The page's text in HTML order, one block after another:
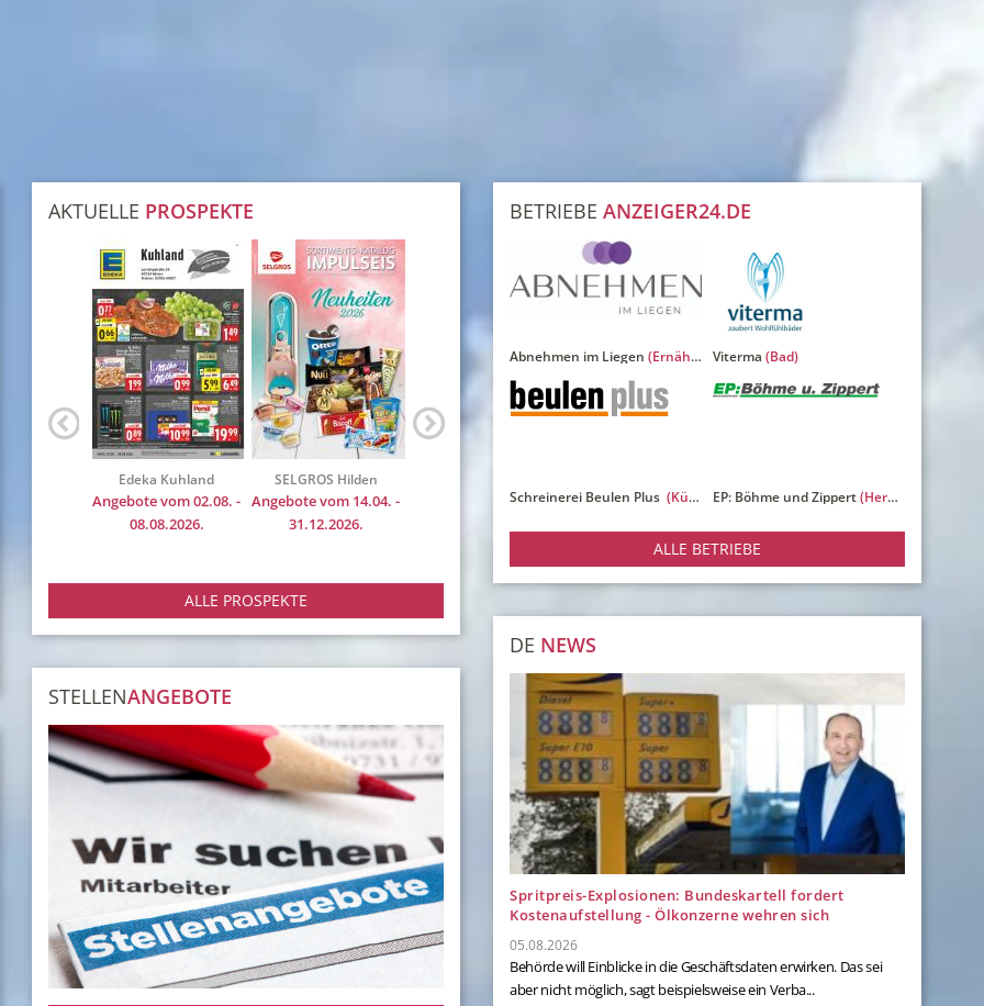
AKTUELLE PROSPEKTE
Breidohr's Frische-
Center
Angebote vom 02.08. -
Edeka Kuhland
Angebote vom 02.08. -
08.08.2026.
Angebote vom 14.04. -
ALLE PROSPEKTE
STELLENANGEBOTE
BETRIEBE ANZEIGER24.DE
Abnehmen im Liegen (Ernährungsberatung) Viterma (Bad)
Schreinerei Beulen Plus (Küchenkombination)
Walder Straße 85
40724 Hilden
Angebote: 0
EP: Böhme und Zippert(Herdabdeckplatten)
Allee 17
40723 Hilden
Angebote: 0
Lieferbar: 0
ALLE BETRIEBE
DE NEWS
Spritpreis-Explosionen: Bundeskartell fordert
Kostenaufstellung - Ölkonzerne wehren sich
05.08.2026
Behörde will Einblicke in die Geschäftsdaten erwirken. Das sei
aber nicht möglich, sagt beispielsweise ein Verba...